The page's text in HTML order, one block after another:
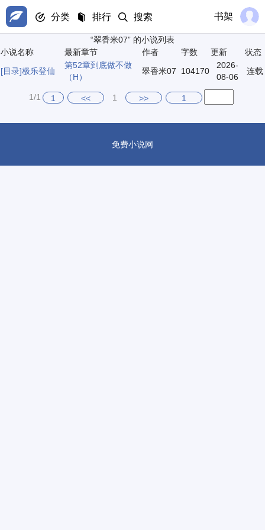
分类 排行 搜索 书架
“翠香米07” 的小说列表
小说名称
最新章节 作者 字数 更新
状态
[目录]极乐登仙
第52章到底做不做
（H）
翠香米07 104170
2026-
08-06
连载
1/1 1 << 1 >> 1
免费小说网